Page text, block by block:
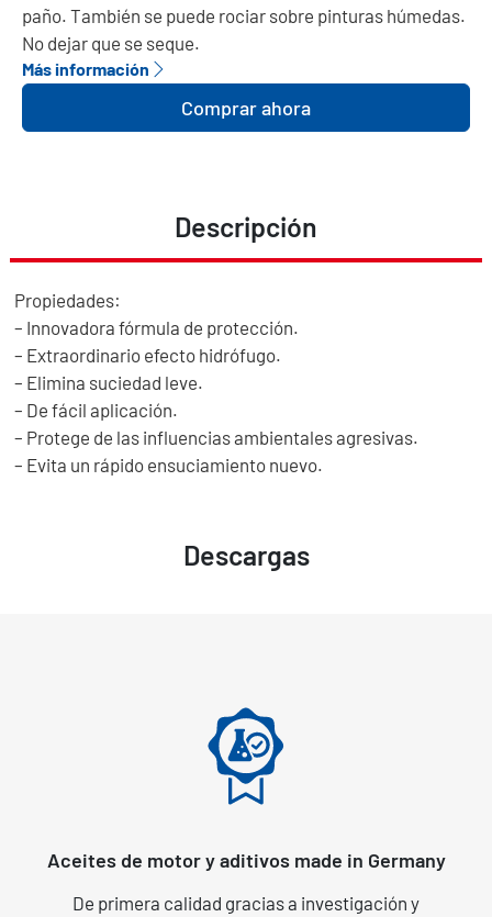
paño. También se puede rociar sobre pinturas húmedas.
No dejar que se seque.
Más información
Comprar ahora
Descripción
Descargas
Propiedades:
– Innovadora fórmula de protección.
– Extraordinario efecto hidrófugo.
– Elimina suciedad leve.
– De fácil aplicación.
– Protege de las influencias ambientales agresivas.
– Evita un rápido ensuciamiento nuevo.
Aceites de motor y aditivos made in Germany
De primera calidad gracias a investigación y